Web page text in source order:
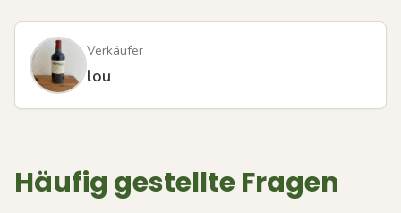
Verkäufer
lou
Häufig gestellte Fragen